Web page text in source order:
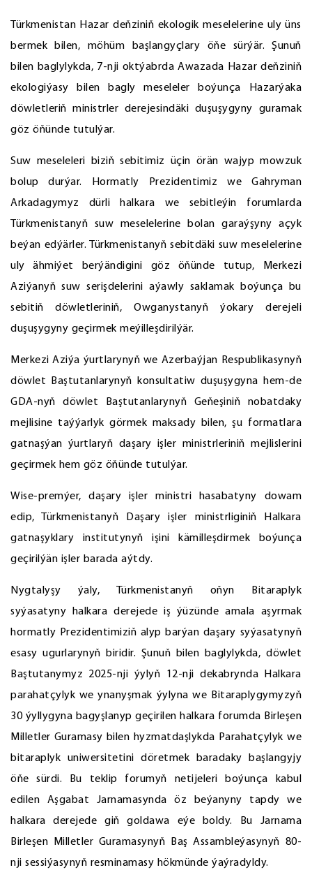
Türkmenistan Hazar deňziniň ekologik meselelerine uly üns
bermek bilen, möhüm başlangyçlary öňe sürýär. Şunuň
bilen baglylykda, 7-nji oktýabrda Awazada Hazar deňziniň
ekologiýasy bilen bagly meseleler boýunça Hazarýaka
döwletleriň ministrler derejesindäki duşuşygyny guramak
göz öňünde tutulýar.
Suw meseleleri biziň sebitimiz üçin örän wajyp mowzuk
bolup durýar. Hormatly Prezidentimiz we Gahryman
Arkadagymyz dürli halkara we sebitleýin forumlarda
Türkmenistanyň suw meselelerine bolan garaýşyny açyk
beýan edýärler. Türkmenistanyň sebitdäki suw meselelerine
uly ähmiýet berýändigini göz öňünde tutup, Merkezi
Aziýanyň suw serişdelerini aýawly saklamak boýunça bu
sebitiň döwletleriniň, Owganystanyň ýokary derejeli
duşuşygyny geçirmek meýilleşdirilýär.
Merkezi Aziýa ýurtlarynyň we Azerbaýjan Respublikasynyň
döwlet Baştutanlarynyň konsultatiw duşuşygyna hem-de
GDA-nyň döwlet Baştutanlarynyň Geňeşiniň nobatdaky
mejlisine taýýarlyk görmek maksady bilen, şu formatlara
gatnaşýan ýurtlaryň daşary işler ministrleriniň mejlislerini
geçirmek hem göz öňünde tutulýar.
Wise-premýer, daşary işler ministri hasabatyny dowam
edip, Türkmenistanyň Daşary işler ministrliginiň Halkara
gatnaşyklary institutynyň işini kämilleşdirmek boýunça
geçirilýän işler barada aýtdy.
Nygtalyşy ýaly, Türkmenistanyň oňyn Bitaraplyk
syýasatyny halkara derejede iş ýüzünde amala aşyrmak
hormatly Prezidentimiziň alyp barýan daşary syýasatynyň
esasy ugurlarynyň biridir. Şunuň bilen baglylykda, döwlet
Baştutanymyz 2025-nji ýylyň 12-nji dekabrynda Halkara
parahatçylyk we ynanyşmak ýylyna we Bitaraplygymyzyň
30 ýyllygyna bagyşlanyp geçirilen halkara forumda Birleşen
Milletler Guramasy bilen hyzmatdaşlykda Parahatçylyk we
bitaraplyk uniwersitetini döretmek baradaky başlangyjy
öňe sürdi. Bu teklip forumyň netijeleri boýunça kabul
edilen Aşgabat Jarnamasynda öz beýanyny tapdy we
halkara derejede giň goldawa eýe boldy. Bu Jarnama
Birleşen Milletler Guramasynyň Baş Assambleýasynyň 80-
nji sessiýasynyň resminamasy hökmünde ýaýradyldy.